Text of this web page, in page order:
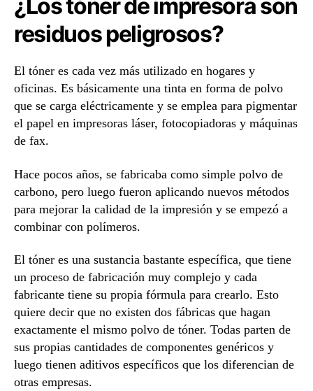
¿Los tóner de impresora son
residuos peligrosos?
El tóner es cada vez más utilizado en hogares y
oficinas. Es básicamente una tinta en forma de polvo
que se carga eléctricamente y se emplea para pigmentar
el papel en impresoras láser, fotocopiadoras y máquinas
de fax.
Hace pocos años, se fabricaba como simple polvo de
carbono, pero luego fueron aplicando nuevos métodos
para mejorar la calidad de la impresión y se empezó a
combinar con polímeros.
El tóner es una sustancia bastante específica, que tiene
un proceso de fabricación muy complejo y cada
fabricante tiene su propia fórmula para crearlo. Esto
quiere decir que no existen dos fábricas que hagan
exactamente el mismo polvo de tóner. Todas parten de
sus propias cantidades de componentes genéricos y
luego tienen aditivos específicos que los diferencian de
otras empresas.